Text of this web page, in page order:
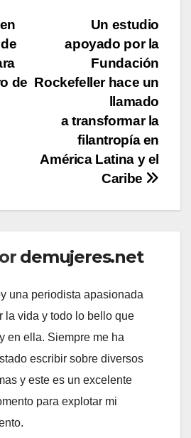
Un estudio
apoyado por la
Fundación
Rockefeller hace un
llamado
a transformar la
filantropía en
América Latina y el
Caribe
de
demujeres.net
una periodista apasionada
la vida y todo lo bello que
en ella. Siempre me ha
escribir sobre diversos
y este es un excelente
para explotar mi